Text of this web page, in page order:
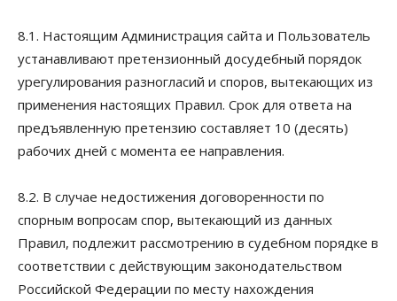
8.1. Настоящим Администрация сайта и Пользователь
устанавливают претензионный досудебный порядок
урегулирования разногласий и споров, вытекающих из
применения настоящих Правил. Срок для ответа на
предъявленную претензию составляет 10 (десять)
рабочих дней с момента ее направления.
8.2. В случае недостижения договоренности по
спорным вопросам спор, вытекающий из данных
Правил, подлежит рассмотрению в судебном порядке в
соответствии с действующим законодательством
Российской Федерации по месту нахождения